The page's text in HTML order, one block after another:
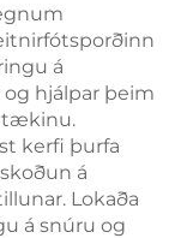
á
hjálpar þeim
kerfi þurfa
á
Lokaða
á snúru og